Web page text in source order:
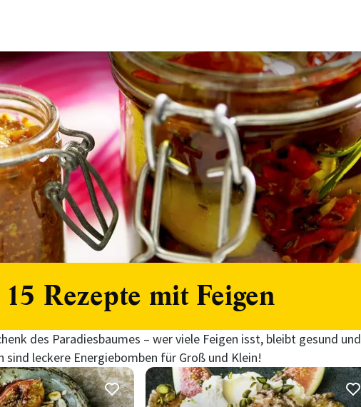
15 Rezepte mit Feigen
des Paradiesbaumes – wer viele Feigen isst, bleibt gesund und
sind leckere Energiebomben für Groß und Klein!